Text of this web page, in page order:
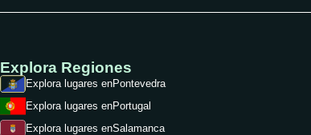
Explora Regiones
Explora lugares enPontevedra
Explora lugares enPortugal
Explora lugares enSalamanca